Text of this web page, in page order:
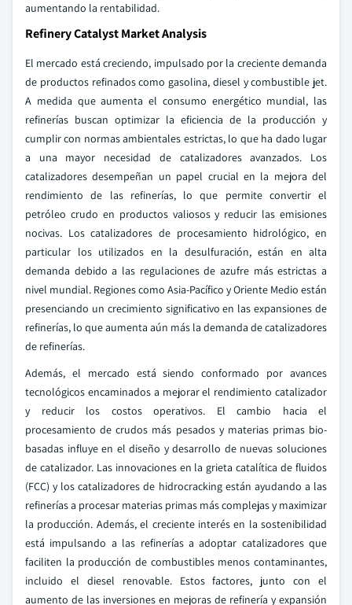
aumentando la rentabilidad.
Refinery Catalyst Market Analysis
El mercado está creciendo, impulsado por la creciente demanda
de productos refinados como gasolina, diesel y combustible jet.
A medida que aumenta el consumo energético mundial, las
refinerías buscan optimizar la eficiencia de la producción y
cumplir con normas ambientales estrictas, lo que ha dado lugar
a una mayor necesidad de catalizadores avanzados. Los
catalizadores desempeñan un papel crucial en la mejora del
rendimiento de las refinerías, lo que permite convertir el
petróleo crudo en productos valiosos y reducir las emisiones
nocivas. Los catalizadores de procesamiento hidrológico, en
particular los utilizados en la desulfuración, están en alta
demanda debido a las regulaciones de azufre más estrictas a
nivel mundial. Regiones como Asia-Pacífico y Oriente Medio están
presenciando un crecimiento significativo en las expansiones de
refinerías, lo que aumenta aún más la demanda de catalizadores
de refinerías.
Además, el mercado está siendo conformado por avances
tecnológicos encaminados a mejorar el rendimiento catalizador
y reducir los costos operativos. El cambio hacia el
procesamiento de crudos más pesados y materias primas bio-
basadas influye en el diseño y desarrollo de nuevas soluciones
de catalizador. Las innovaciones en la grieta catalítica de fluidos
(FCC) y los catalizadores de hidrocracking están ayudando a las
refinerías a procesar materias primas más complejas y maximizar
la producción. Además, el creciente interés en la sostenibilidad
está impulsando a las refinerías a adoptar catalizadores que
faciliten la producción de combustibles menos contaminantes,
incluido el diesel renovable. Estos factores, junto con el
aumento de las inversiones en mejoras de refinería y expansión